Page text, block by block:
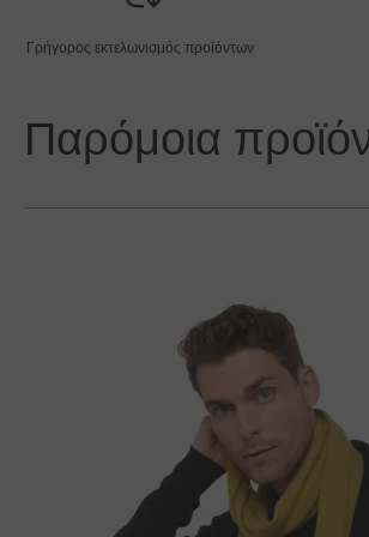
Γρήγορος εκτελωνισμός προϊόντων
Παρόμοια